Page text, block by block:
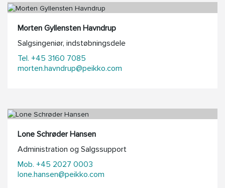
Morten Gyllensten Havndrup
Salgsingeniør, indstøbningsdele
Tel. +45 3160 7085
morten.havndrup@peikko.com
Lone Schrøder Hansen
Administration og Salgssupport
Mob. +45 2027 0003
lone.hansen@peikko.com